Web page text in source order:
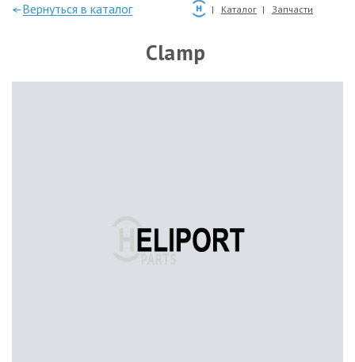
—Вернуться в каталог Каталог Запчасти
Clamp